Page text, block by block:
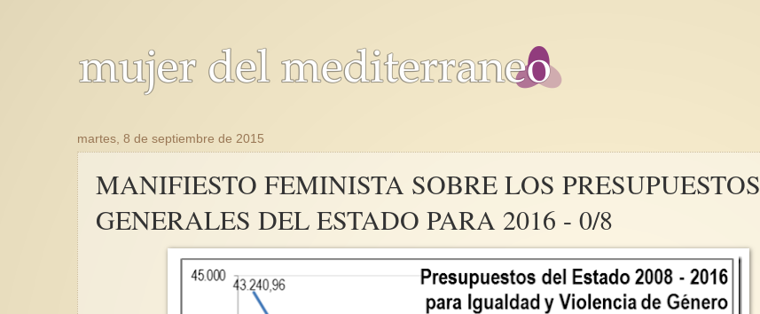
martes, 8 de septiembre de 2015
MANIFIESTO FEMINISTA SOBRE LOS PRESUPUESTOS
GENERALES DEL ESTADO PARA 2016 - 0/8